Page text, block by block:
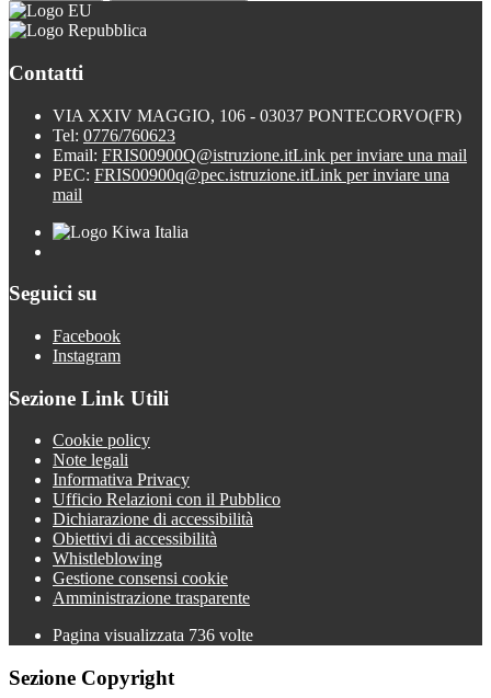
Contatti
VIA XXIV MAGGIO, 106 - 03037 PONTECORVO(FR)
Tel: 0776/760623
Email: FRIS00900Q@istruzione.itLink per inviare una mail
PEC: FRIS00900q@pec.istruzione.itLink per inviare una
mail
Seguici su
Facebook
Instagram
Sezione Link Utili
Cookie policy
Note legali
Informativa Privacy
Ufficio Relazioni con il Pubblico
Dichiarazione di accessibilità
Obiettivi di accessibilità
Whistleblowing
Gestione consensi cookie
Amministrazione trasparente
Pagina visualizzata 736 volte
Sezione Copyright